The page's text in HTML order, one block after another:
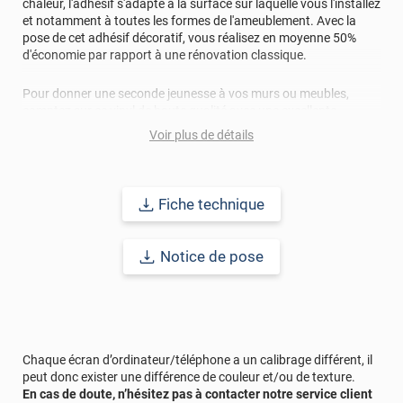
chaleur, l'adhésif s'adapte à la surface sur laquelle vous l'installez
et notamment à toutes les formes de l'ameublement. Avec la
pose de cet adhésif décoratif, vous réalisez en moyenne 50%
d'économie par rapport à une rénovation classique.
Pour donner une seconde jeunesse à vos murs ou meubles,
résistance à l’eau, à la saleté, à l’abrasion, aux UV et à l’usure.
Grâce à son épaisseur, cet adhésif masque également les petites
Afin de vous rendre compte de la qualité et de son rendu
Voir plus de détails
Fiche technique
Notice de pose
Chaque écran d’ordinateur/téléphone a un calibrage différent, il
peut donc exister une différence de couleur et/ou de texture.
En cas de doute, n’hésitez pas à contacter notre service client